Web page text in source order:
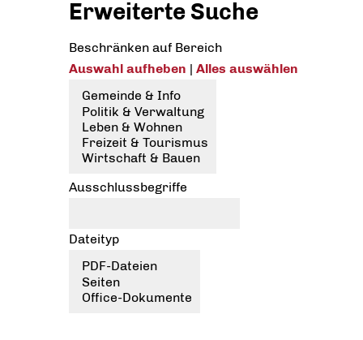
Erweiterte Suche
Beschränken auf Bereich
Auswahl aufheben | Alles auswählen
Ausschlussbegriffe
Dateityp